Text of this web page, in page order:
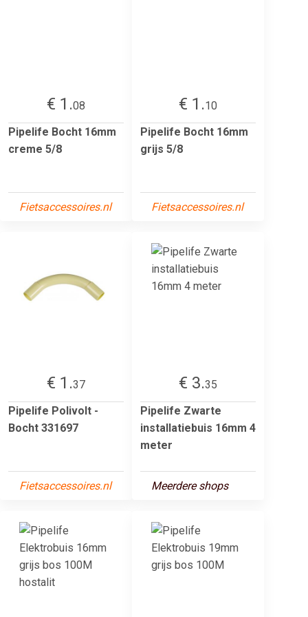
€ 1.08
Pipelife Bocht 16mm
creme 5/8
Fietsaccessoires.nl
€ 1.10
Pipelife Bocht 16mm
grijs 5/8
Fietsaccessoires.nl
€ 1.37
Pipelife Polivolt -
Bocht 331697
Fietsaccessoires.nl
€ 3.35
Pipelife Zwarte
installatiebuis 16mm 4
meter
Meerdere shops